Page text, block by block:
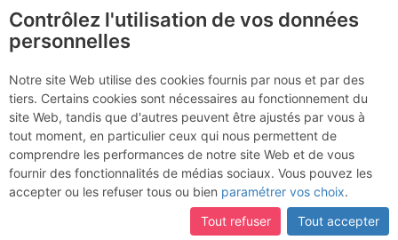
Tête de la Maye : Du V à
tire-larigot
Dimanche 16 avril 2017
France Isère Écrins
Contrôlez l'utilisation de vos données
personnelles
Notre site Web utilise des cookies fournis par nous et par des
tiers. Certains cookies sont nécessaires au fonctionnement du
site Web, tandis que d'autres peuvent être ajustés par vous à
tout moment, en particulier ceux qui nous permettent de
comprendre les performances de notre site Web et de vous
fournir des fonctionnalités de médias sociaux. Vous pouvez les
accepter ou les refuser tous ou bien paramétrer vos choix.
Tout refuser
Tout accepter